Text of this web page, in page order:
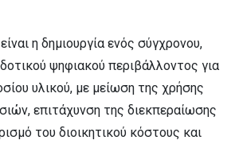
η δημιουργία ενός σύγχρονου,
ψηφιακού περιβάλλοντος για
υλικού, με μείωση της χρήσης
επιτάχυνση της διεκπεραίωσης
του διοικητικού κόστους και